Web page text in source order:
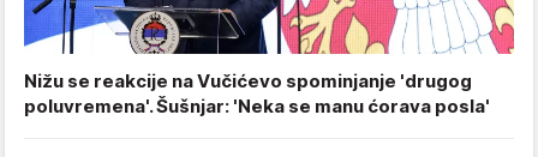
Nižu se reakcije na Vučićevo spominjanje 'drugog
poluvremena'. Šušnjar: 'Neka se manu ćorava posla'